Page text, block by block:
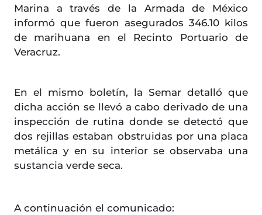
Marina a través de la Armada de México
informó que fueron asegurados 346.10 kilos
de marihuana en el Recinto Portuario de
Veracruz.
En el mismo boletín, la Semar detalló que
dicha acción se llevó a cabo derivado de una
inspección de rutina donde se detectó que
dos rejillas estaban obstruidas por una placa
metálica y en su interior se observaba una
sustancia verde seca.
A continuación el comunicado: